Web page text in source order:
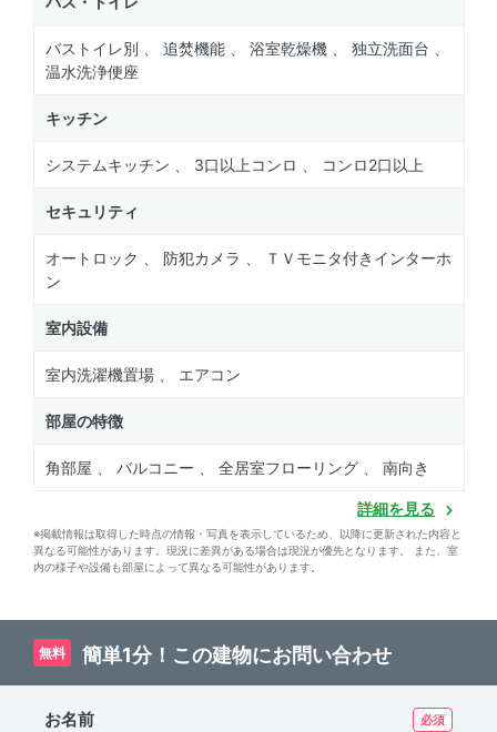
バストイレ別 、 追焚機能 、 浴室乾燥機 、 独立洗面台 、
温水洗浄便座
キッチン
システムキッチン 、 3口以上コンロ 、 コンロ2口以上
セキュリティ
オートロック 、 防犯カメラ 、 ＴＶモニタ付きインターホ
ン
室内設備
室内洗濯機置場 、 エアコン
部屋の特徴
角部屋 、 バルコニー 、 全居室フローリング 、 南向き
詳細を見る
※掲載情報は取得した時点の情報・写真を表示しているため、以降に更新された内容と
異なる可能性があります。現況に差異がある場合は現況が優先となります。 また、室
内の様子や設備も部屋によって異なる可能性があります。
無料 簡単1分！この建物にお問い合わせ
お名前